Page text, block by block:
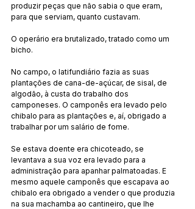
produzir peças que não sabia o que eram,
para que serviam, quanto custavam.
O operário era brutalizado, tratado como um
bicho.
No campo, o latifundiário fazia as suas
plantações de cana-de-açúcar, de sisal, de
algodão, à custa do trabalho dos
camponeses. O camponês era levado pelo
chibalo para as plantações e, aí, obrigado a
trabalhar por um salário de fome.
Se estava doente era chicoteado, se
levantava a sua voz era levado para a
administração para apanhar palmatoadas. E
mesmo aquele camponês que escapava ao
chibalo era obrigado a vender o que produzia
na sua machamba ao cantineiro, que lhe